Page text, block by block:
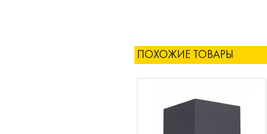
ПОХОЖИЕ ТОВАРЫ